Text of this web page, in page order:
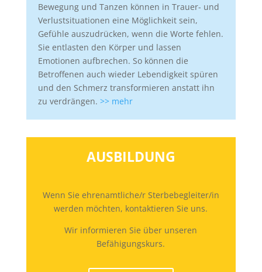
Bewegung und Tanzen können in Trauer- und
Verlustsituationen eine Möglichkeit sein,
Gefühle auszudrücken, wenn die Worte fehlen.
Sie entlasten den Körper und lassen
Emotionen aufbrechen. So können die
Betroffenen auch wieder Lebendigkeit spüren
und den Schmerz transformieren anstatt ihn
zu verdrängen. >> mehr
AUSBILDUNG
Wenn Sie ehrenamtliche/r Sterbebegleiter/in
werden möchten, kontaktieren Sie uns.
Wir informieren Sie über unseren
Befähigungskurs.